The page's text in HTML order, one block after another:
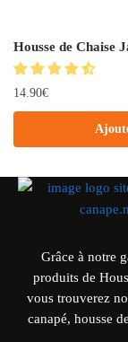
Housse de Chaise
14.90€
Grâce à notre
produits de
vous trouverez
canapé, housse